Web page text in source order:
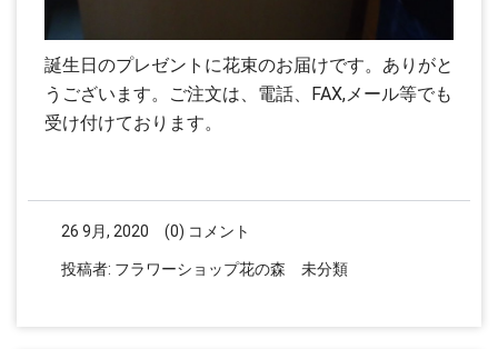
誕生日のプレゼントに花束のお届けです。ありがと
うございます。ご注文は、電話、FAX,メール等でも
受け付けております。
26 9月, 2020 (0) コメント
投稿者: フラワーショップ花の森 未分類